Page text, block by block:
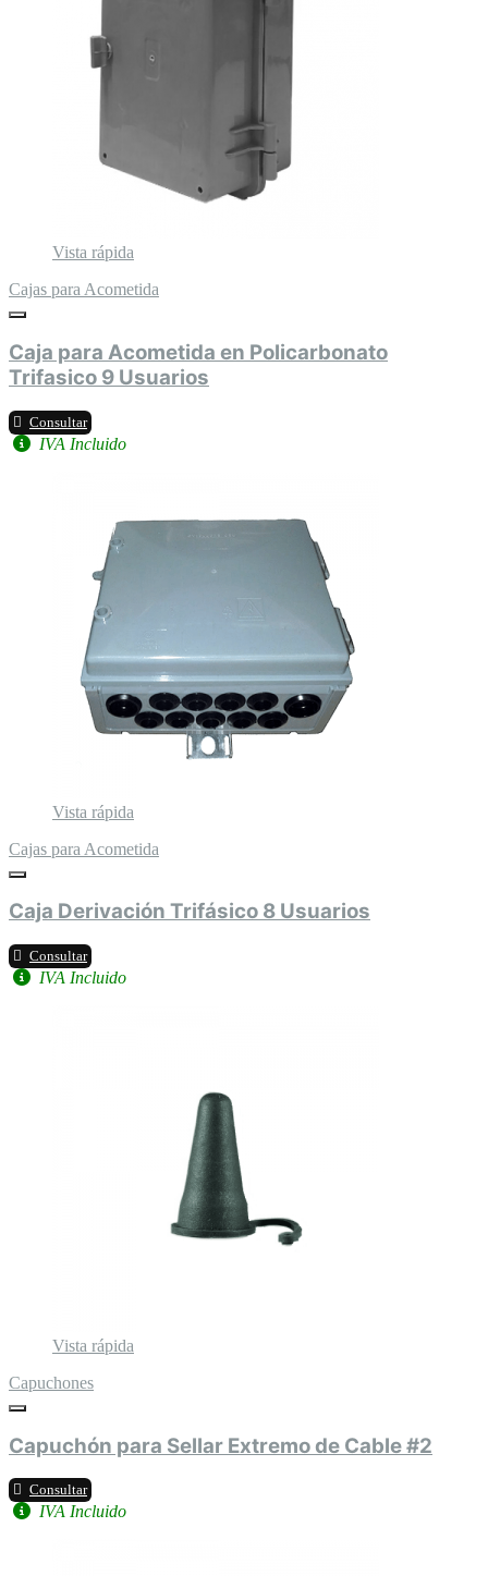
Vista rápida
Cajas para Acometida
Caja para Acometida en Policarbonato
Trifasico 9 Usuarios
Consultar
IVA Incluido
Vista rápida
Cajas para Acometida
Caja Derivación Trifásico 8 Usuarios
Consultar
IVA Incluido
Vista rápida
Capuchones
Capuchón para Sellar Extremo de Cable #2
Consultar
IVA Incluido